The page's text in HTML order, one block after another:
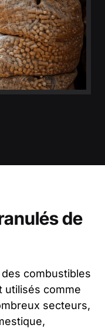
de
combustibles
utilisés comme
secteurs,